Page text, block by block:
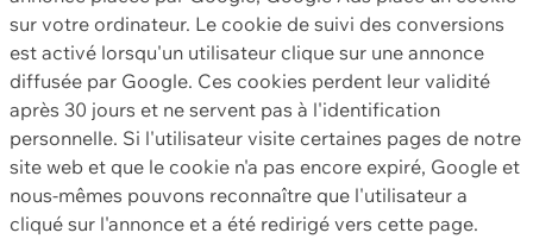
sur votre ordinateur. Le cookie de suivi des conversions
est activé lorsqu'un utilisateur clique sur une annonce
diffusée par Google. Ces cookies perdent leur validité
après 30 jours et ne servent pas à l'identification
personnelle. Si l'utilisateur visite certaines pages de notre
site web et que le cookie n'a pas encore expiré, Google et
nous-mêmes pouvons reconnaître que l'utilisateur a
cliqué sur l'annonce et a été redirigé vers cette page.